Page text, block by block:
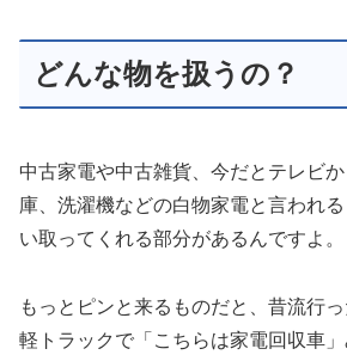
どんな物を扱うの？
中古家電や中古雑貨、今だとテレビ
庫、洗濯機などの白物家電と言われ
い取ってくれる部分があるんですよ。
もっとピンと来るものだと、昔流行っ
軽トラックで「こちらは家電回収車